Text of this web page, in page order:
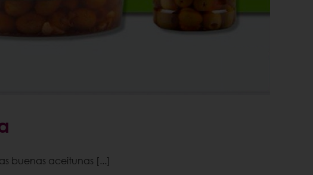
buenas aceitunas [...]